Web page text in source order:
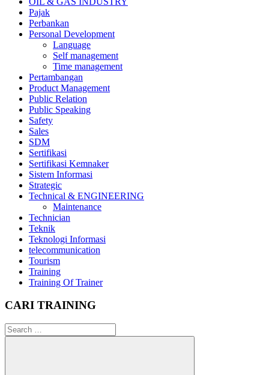
Pajak
Perbankan
Personal Development
Language
Self management
Time management
Pertambangan
Product Management
Public Relation
Public Speaking
Safety
Sales
SDM
Sertifikasi
Sertifikasi Kemnaker
Sistem Informasi
Strategic
Technical & ENGINEERING
Maintenance
Technician
Teknik
Teknologi Informasi
telecommunication
Tourism
Training
Training Of Trainer
CARI TRAINING
Search
for: